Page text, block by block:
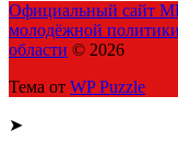
Официальный сайт
молодёжной
области © 2026
Тема от WP Puzzle
➤